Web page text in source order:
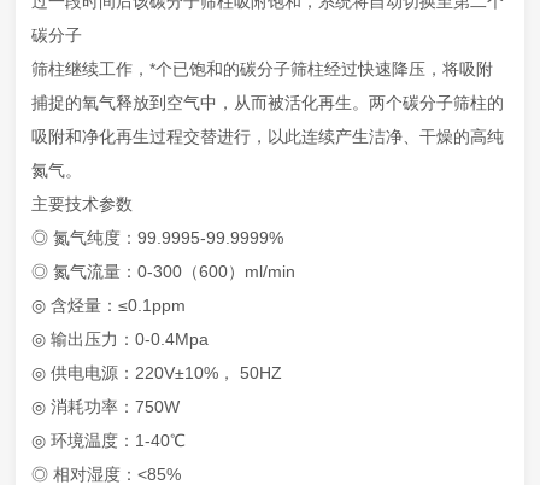
碳分子
筛柱继续工作，*个已饱和的碳分子筛柱经过快速降压，将吸附
捕捉的氧气释放到空气中，从而被活化再生。两个碳分子筛柱的
吸附和净化再生过程交替进行，以此连续产生洁净、干燥的高纯
氮气。
主要技术参数
◎ 氮气纯度：99.9995-99.9999%
◎ 氮气流量：0-300（600）ml/min
◎ 含烃量：≤0.1ppm
◎ 输出压力：0-0.4Mpa
◎ 供电电源：220V±10%， 50HZ
◎ 消耗功率：750W
◎ 环境温度：1-40℃
◎ 相对湿度：<85%